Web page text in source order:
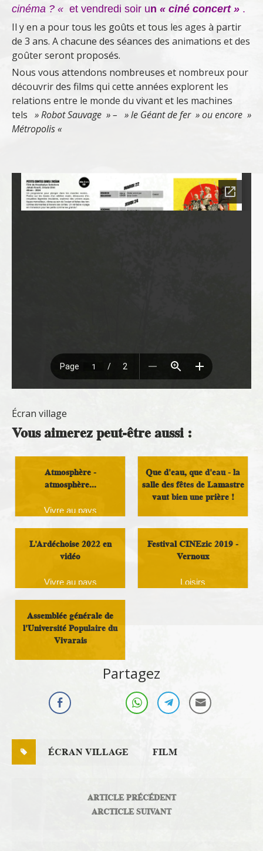
cinéma ? « et vendredi soir un « ciné concert » .
Il y en a pour tous les goûts et tous les ages à partir
de 3 ans. A chacune des séances des animations et des
goûter seront proposés.
Nous vous attendons nombreuses et nombreux pour
découvrir des films qui cette années explorent les
relations entre le monde du vivant et les machines
tels » Robot Sauvage » – » le Géant de fer » ou encore »
Métropolis «
Écran village
Vous aimerez peut-être aussi :
Atmosphère -
atmosphère...
Vivre au pays
Que d'eau, que d'eau - la
salle des fêtes de Lamastre
vaut bien une prière !
L'Ardéchoise 2022 en
vidéo
Vivre au pays
Festival CINEzic 2019 -
Vernoux
Loisirs
Assemblée générale de
l'Université Populaire du
Vivarais
Partagez
ÉCRAN VILLAGE FILM
ARTICLE PRÉCÉDENT
ARCTICLE SUIVANT